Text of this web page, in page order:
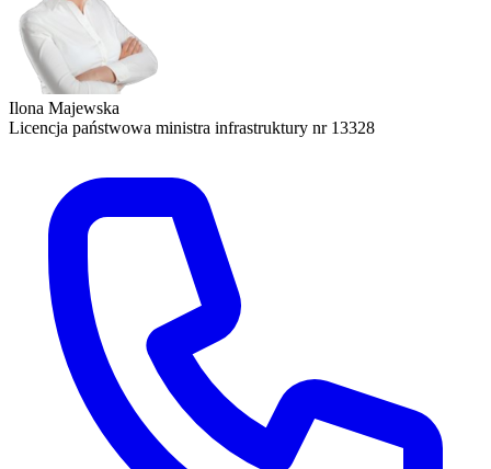
Ilona Majewska
Licencja państwowa ministra infrastruktury nr 13328